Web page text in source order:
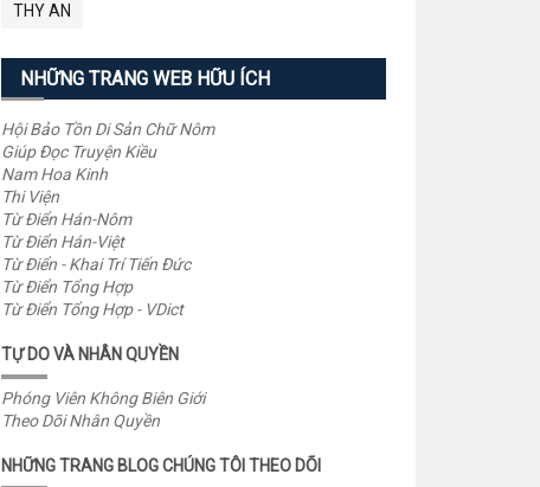
THY AN
NHỮNG TRANG WEB HỮU ÍCH
Hội Bảo Tồn Di Sản Chữ Nôm
Giúp Đọc Truyện Kiều
Nam Hoa Kinh
Thi Viện
Từ Điển Hán-Nôm
Từ Điển Hán-Việt
Từ Điển - Khai Trí Tiến Đức
Từ Điển Tổng Hợp
Từ Điển Tổng Hợp - VDict
TỰ DO VÀ NHÂN QUYỀN
Phóng Viên Không Biên Giới
Theo Dõi Nhân Quyền
NHỮNG TRANG BLOG CHÚNG TÔI THEO DÕI